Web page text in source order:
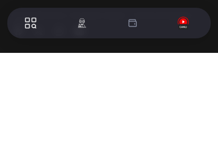
© 2024 WorldTurk. Tüm Hakları Saklıdır. - Tasarım & Geliştirme :
Volion's